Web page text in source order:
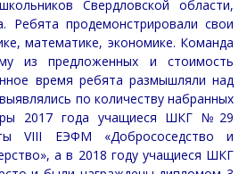
Свердловской области,
Ребята продемонстрировали свои
математике, экономике. Команда
из предложенных и стоимость
время ребята размышляли над
по количеству набранных
2017 года учащиеся ШКГ №29
VIII ЕЭФМ «Добрососедство и
а в 2018 году учащиеся ШКГ